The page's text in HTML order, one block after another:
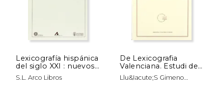
Lexicografía hispánica
del siglo XXI : nuevos
proyectos y
perspectivas :
S.L. Arco Libros
De Lexicografia
Valenciana. Estudi del
Vocabulari del
Maestrat de Joaquim
Llu&Iacute;S Gimeno